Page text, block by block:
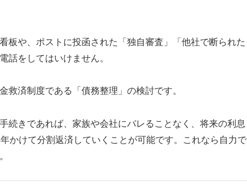
板や、ポストに投函された「独自審査」「他社で断られた
話をしてはいけません。
救済制度である「債務整理」の検討です。
続きであれば、家族や会社にバレることなく、将来の利息
かけて分割返済していくことが可能です。これなら自力で